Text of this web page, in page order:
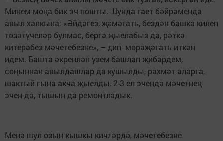
Минем моңа бик эч пошты. Шунда гает бәйрәмендә
авыл халкына: «Әйдәгез, җәмәгать, бездән башка килеп
төзәтүчеләр булмас, бергә җыелабыз да, рәткә
китерәбез мәчетебезне», – дип мөрәҗәгать иткән
идем. Башта әкренләп үзем башлап җибәрдем,
соңыннан авылдашлар да кушылды, рәхмәт аларга,
шактый гына акча җыелды. 2-3 ел эчендә мәчетнең
эчен дә, тышын да ремонтладык.
Менә шул озын кышкы кичләрдә, мәчетебезне